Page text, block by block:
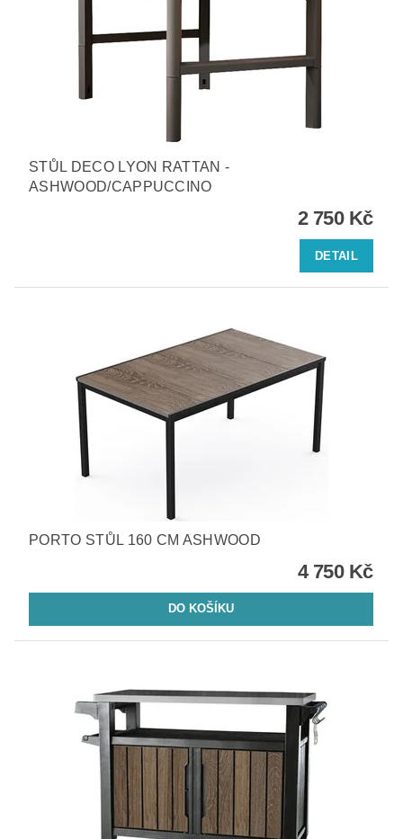
STŮL DECO LYON RATTAN -
ASHWOOD/CAPPUCCINO
2 750 Kč
DETAIL
PORTO STŮL 160 CM ASHWOOD
4 750 Kč